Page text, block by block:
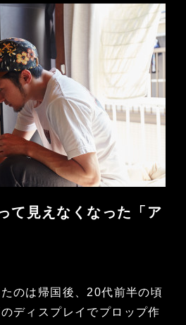
て見えなくなった「ア
のは帰国後、20代前半の頃
ディスプレイでプロップ作